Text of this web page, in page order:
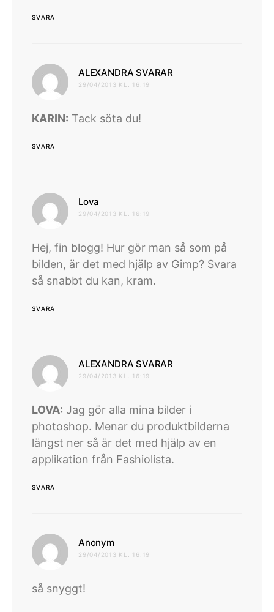
SVARA
ALEXANDRA SVARAR
29/04/2013 KL. 16:19
KARIN: Tack söta du!
SVARA
Lova
29/04/2013 KL. 16:19
Hej, fin blogg! Hur gör man så som på
bilden, är det med hjälp av Gimp? Svara
så snabbt du kan, kram.
SVARA
ALEXANDRA SVARAR
29/04/2013 KL. 16:19
LOVA: Jag gör alla mina bilder i
photoshop. Menar du produktbilderna
längst ner så är det med hjälp av en
applikation från Fashiolista.
SVARA
Anonymskriver:
29/04/2013 KL. 16:19
så snyggt!